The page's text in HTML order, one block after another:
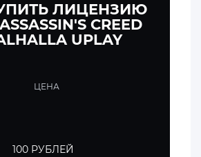
ЛИЦЕНЗИЮ
CREED
UPLAY
ЦЕНА
100 РУБЛЕЙ